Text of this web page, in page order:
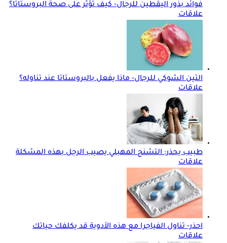
فوائد بذور اليقطين للرجال- كيف تؤثر على صحة البروستاتا؟
علاقات
التين الشوكي للرجال- ماذا يفعل بالبروستاتا عند تناوله؟
علاقات
طبيب يحذر: التشنج المهبلي يصيب الرجل بهذه المشكلة
علاقات
احذر- تناول الفياجرا مع هذه الأدوية قد يكلفك حياتك
علاقات